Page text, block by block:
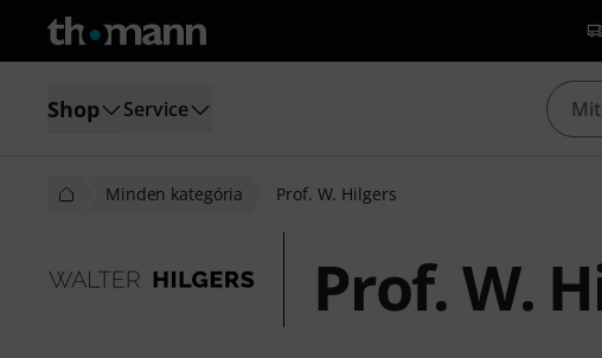
Shop Service
Minden kategória Prof. W. Hilgers
Prof. W.